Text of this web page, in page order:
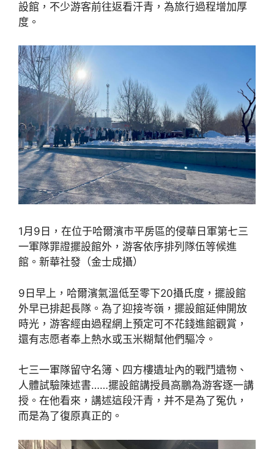
設館，不少游客前往返看汗青，為旅行過程增加厚
度。
1月9日，在位于哈爾濱市平房區的侵華日軍第七三
一軍隊罪證擺設館外，游客依序排列隊伍等候進
館。新華社發（金士成攝）
9日早上，哈爾濱氣溫低至零下20攝氏度，擺設館
外早已排起長隊。為了迎接岑嶺，擺設館延伸開放
時光，游客經由過程網上預定可不花錢進館觀賞，
還有志愿者奉上熱水或玉米糊幫他們驅冷。
七三一軍隊留守名簿、四方樓遺址內的戰鬥遺物、
人體試驗陳述書……擺設館講授員高鵬為游客逐一講
授。在他看來，講述這段汗青，并不是為了冤仇，
而是為了復原真正的。